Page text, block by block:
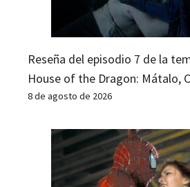
Reseña del episodio 7 de la
House of the Dragon: Mátalo,
8 de agosto de 2026